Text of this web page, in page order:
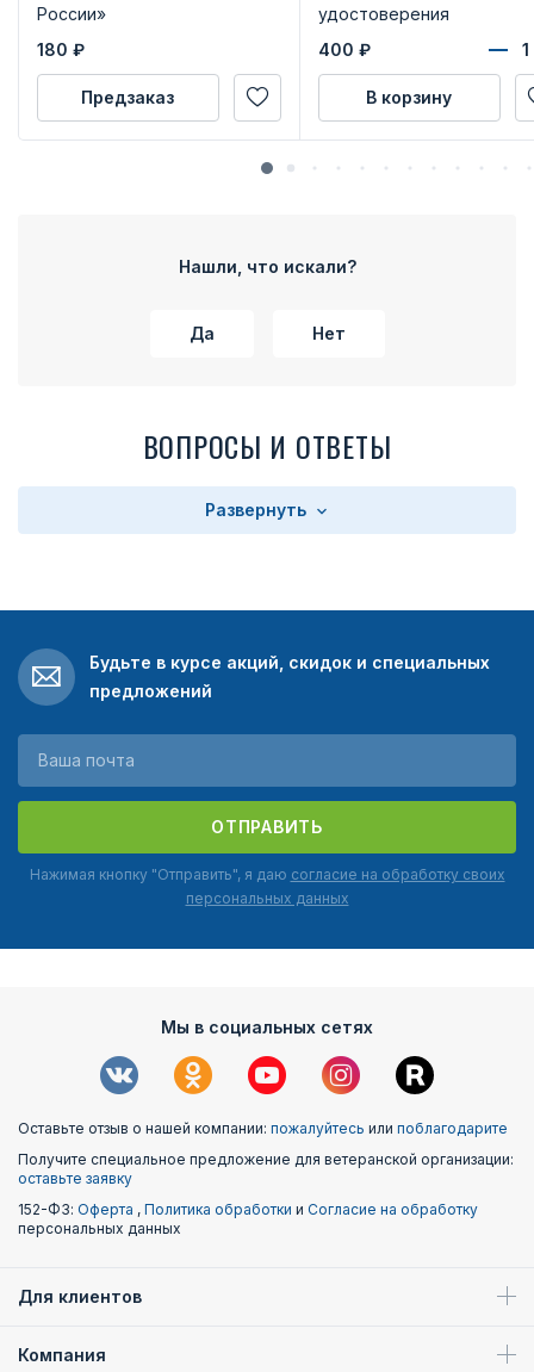
России»
180 ₽
Предзаказ
удостоверения
400 ₽
В корзину
Нашли, что искали?
Да Нет
ВОПРОСЫ И ОТВЕТЫ
Развернуть
Будьте в курсе акций, скидок и специальных
предложений
ОТПРАВИТЬ
Нажимая кнопку "Отправить", я даю согласие на обработку своих
персональных данных
Мы в социальных сетях
Оставьте отзыв о нашей компании: пожалуйтесь или поблагодарите
Получите специальное предложение для ветеранской организации:
оставьте заявку
152-ФЗ: Оферта , Политика обработки и Согласие на обработку
персональных данных
Для клиентов
Компания